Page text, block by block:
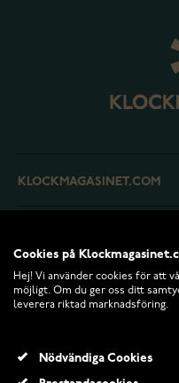
KLOCKMAGASINET.COM
RETURER OCH VILLKOR
Cookies på
Hej! Vi använder cookies för att
möjligt. Om du ger oss ditt
leverera riktad marknadsföring.
Nödvändiga Cookies